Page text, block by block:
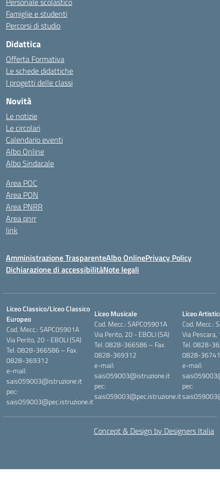
Famiglie e studenti
Percorsi di studio
Didattica
Offerta Formativa
Le schede didattiche
I progetti delle classi
Novità
Le notizie
Le circolari
Calendario eventi
Albo Online
Albo Sindacale
Area POC
Area PON
Area PNRR
Area pnrr
link
Amministrazione TrasparenteAlbo OnlinePrivacy Policy
Dichiarazione di accessibilitàNote legali
Liceo Classico/Liceo Classico
Europeo
Cod. Mecc.: SAPC05901A
Via Perito, 20 - EBOLI (SA)
Tel. 0828-366586 – Fax.
0828-369312
e-mail:
sais059003@istruzione.it
pec:
sais059003@pec.istruzione.it
Liceo Musicale
Cod. Mecc.: SAPC05901A
Via Perito, 20 - EBOLI (SA)
Tel. 0828-366586 – Fax.
0828-369312
e-mail:
sais059003@istruzione.it
pec:
sais059003@pec.istruzione.it
Liceo
Cod. Mecc.:
Via
Tel. 0828-
0828-
e-mail:
pec:
Concept & Design by Designers Italia